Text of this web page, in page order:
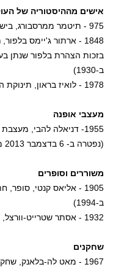
אישים מההיסטוריה של
975 - תיטמר ממרסבורג, בישוף והיסטוריון גרמני (נפטר ב-1018)
1848 - ארתור ג'יימס
בזכות הצהרת בלפור שנתן
ב-1930)
1978 - לואיז בראון, תינוקת המבחנה הראשונה
מעצבי אופנה
1955- דניאלה להבי,
(נפטרה ב- 6 בדצמבר 2013 ממחלה קשה).
משוררים וסופרים
ב-1994)
1932 - אסתר שטרייט-וורצל, סופרת ישראלית (נפטרה ב-2013)
שחקנים
1967 - מאט לה-בלאנק, שחקן